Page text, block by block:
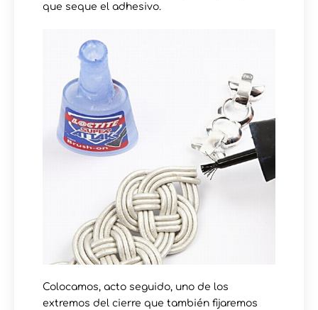
que seque el adhesivo.
Colocamos, acto seguido, uno de los
extremos del cierre que también fijaremos